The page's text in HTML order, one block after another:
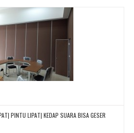
PINTU LIPAT| KEDAP SUARA BISA GESER